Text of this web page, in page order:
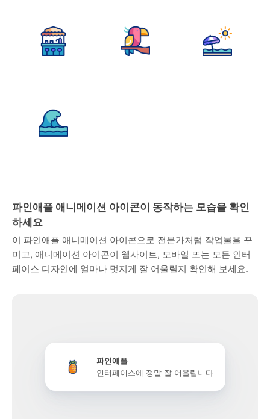
파인애플 애니메이션 아이콘이 동작하는 모습을 확인
하세요
이 파인애플 애니메이션 아이콘으로 전문가처럼 작업물을 꾸
미고, 애니메이션 아이콘이 웹사이트, 모바일 또는 모든 인터
페이스 디자인에 얼마나 멋지게 잘 어울릴지 확인해 보세요.
파인애플
인터페이스에 정말 잘 어울립니다